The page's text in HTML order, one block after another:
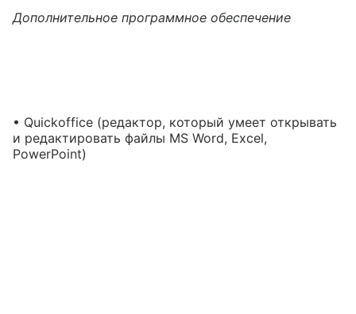
Дополнительное программное обеспечение
• Quickoffice (редактор, который умеет открывать
и редактировать файлы MS Word, Excel,
PowerPoint)